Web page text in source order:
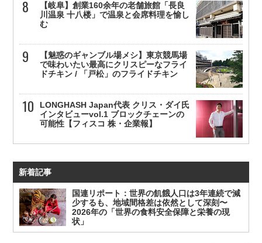
【岐阜】創業160余年の老舗旅館「長良
川温泉 十八楼」で温泉と会席料理を愉し
む
【魅惑のギャンブル場メシ】東京競馬場
で味わいたい最高にクリスピーなフライ
ドチキン / 「戸松」のフライドチキン
LONGHASH Japan代表 クリス・ダイ氏
インタビューvol.1 ブロックチェーンの
可能性【フィスコ 株・企業報】
新着記事
国連リポート：世界の飢餓人口は3年連続で減
少するも、地域間格差は依然として深刻〜
2026年の「世界の食料安全保障と栄養の現
状」